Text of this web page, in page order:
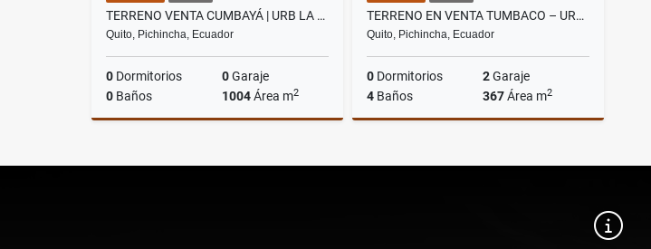
TERRENO VENTA CUMBAYÁ | URB LA QUINTA | VISTA PANORAMICA | 1.000 M2
Quito, Pichincha, Ecuador
0 Dormitorios 0Garaje
0 Baños 1004Área m2
US$420,000
TERRENO EN VENTA TUMBACO – URBANIZACIÓN – LA VIÑA ALTA (CLUB PRIVADO)
Quito, Pichincha, Ecuador
0 Dormitorios 2Garaje
4 Baños 367Área m2
US$140,000